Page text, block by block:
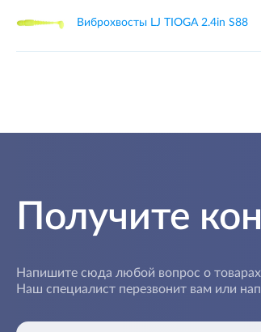
Виброхвосты LJ TIOGA 2.4in S88
Получите
Напишите сюда любой вопрос о
Наш специалист перезвонит вам или